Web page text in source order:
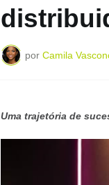
por Camila
Uma trajetória de